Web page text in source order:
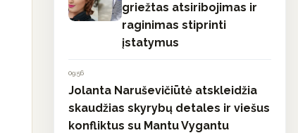
griežtas atsiribojimas ir
raginimas stiprinti
įstatymus
09:56
Jolanta Naruševičiūtė atskleidžia
skaudžias skyrybų detales ir viešus
konfliktus su Mantu Vygantu